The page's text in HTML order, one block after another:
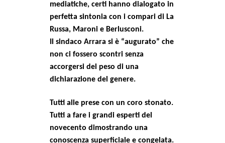
mediatiche, certi hanno dialogato in
perfetta sintonia con i compari di La
Russa, Maroni e Berlusconi.
Il sindaco Arrara si è “augurato” che
non ci fossero scontri senza
accorgersi del peso di una
dichiarazione del genere.
Tutti alle prese con un coro stonato.
Tutti a fare i grandi esperti del
novecento dimostrando una
conoscenza superficiale e congelata.